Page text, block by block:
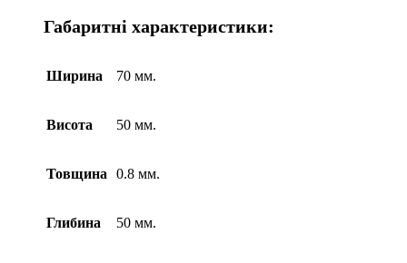
Габаритні характеристики:
Ширина 70 мм.
Висота 50 мм.
Товщина 0.8 мм.
Глибина 50 мм.